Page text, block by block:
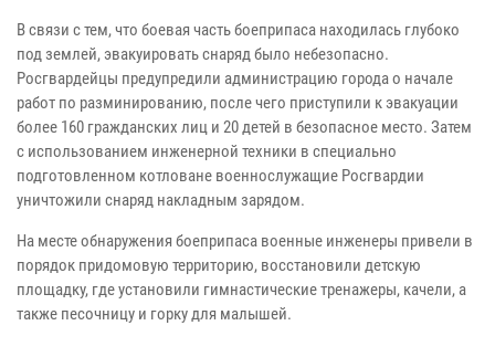
В связи с тем, что боевая часть боеприпаса находилась глубоко
под землей, эвакуировать снаряд было небезопасно.
Росгвардейцы предупредили администрацию города о начале
работ по разминированию, после чего приступили к эвакуации
более 160 гражданских лиц и 20 детей в безопасное место. Затем
с использованием инженерной техники в специально
подготовленном котловане военнослужащие Росгвардии
уничтожили снаряд накладным зарядом.
На месте обнаружения боеприпаса военные инженеры привели в
порядок придомовую территорию, восстановили детскую
площадку, где установили гимнастические тренажеры, качели, а
также песочницу и горку для малышей.